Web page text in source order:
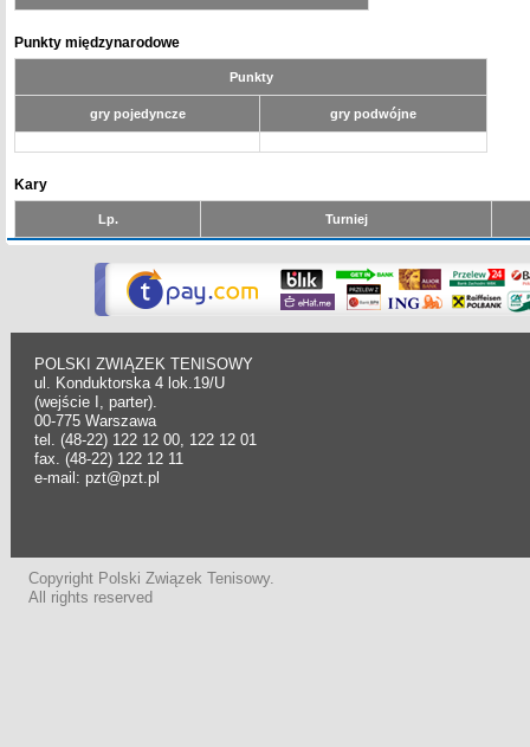
Punkty międzynarodowe
Punkty
gry pojedyncze gry podwójne
Kary
Lp. Turniej
POLSKI ZWIĄZEK TENISOWY
ul. Konduktorska 4 lok.19/U
(wejście I, parter).
00-775 Warszawa
tel. (48-22) 122 12 00, 122 12 01
fax. (48-22) 122 12 11
e-mail: pzt@pzt.pl
Copyright Polski Związek Tenisowy.
All rights reserved